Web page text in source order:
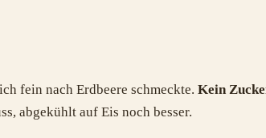
fein nach Erdbeere schmeckte. Kein
abgekühlt auf Eis noch besser.